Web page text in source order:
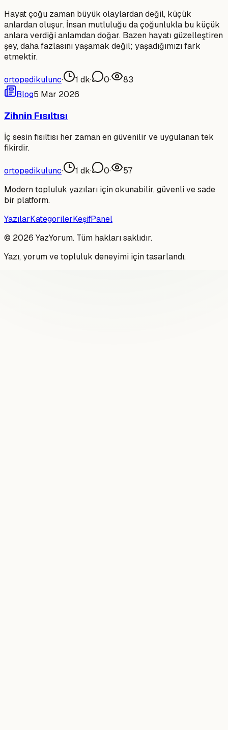
Hayat çoğu zaman büyük olaylardan değil, küçük
anlardan oluşur. İnsan mutluluğu da çoğunlukla bu küçük
anlara verdiği anlamdan doğar. Bazen hayatı güzelleştiren
şey, daha fazlasını yaşamak değil; yaşadığımızı fark
etmektir.
ortopedikulunc· 1 dk· 0·
83
Blog5 Mar 2026
Zihnin Fısıltısı
İç sesin fısıltısı her zaman en güvenilir ve uygulanan tek
fikirdir.
ortopedikulunc· 1 dk· 0·
57
Modern topluluk yazıları için okunabilir, güvenli ve sade
bir platform.
YazılarKategorilerKeşifPanel
© 2026 YazYorum. Tüm hakları saklıdır.
Yazı, yorum ve topluluk deneyimi için tasarlandı.